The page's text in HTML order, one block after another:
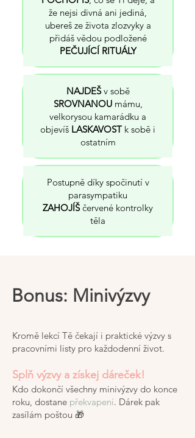
že nejsi divná ani jediná,
ubereš ze života zlozvyky a
přidáš vědou podložené
PEČUJÍCÍ RITUÁLY
NAJDEŠv sobě
SROVNANOU mámu,
velkorysou kamarádku a
objevíš LASKAVOST k sobě i
ostatním
Postupně díky spočinutí v
parasympatiku
ZAHOJÍŠčervené kontrolky
těla
Bonus: Minivýzvy
Kromě lekcí Tě čekají i praktické výzvy s
pracovními listy pro každodenní život.
Splň výzvy a získej dáreček!
Kdo dokončí všechny minivýzvy do konce
roku, dostane překvapení. Dárek pak
zasílám poštou 🎁